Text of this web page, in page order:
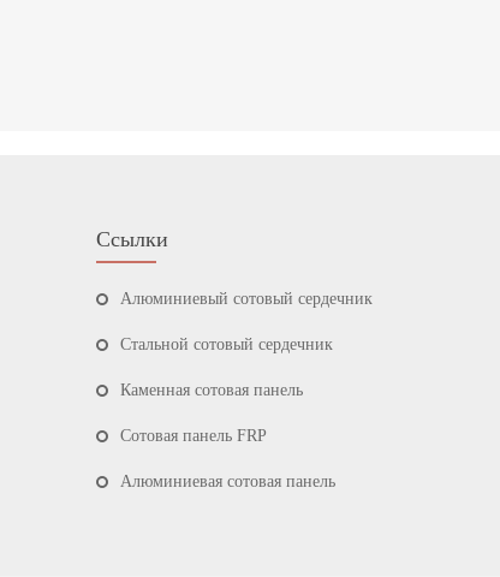
Ссылки
Алюминиевый сотовый сердечник
Стальной сотовый сердечник
Каменная сотовая панель
Сотовая панель FRP
Алюминиевая сотовая панель